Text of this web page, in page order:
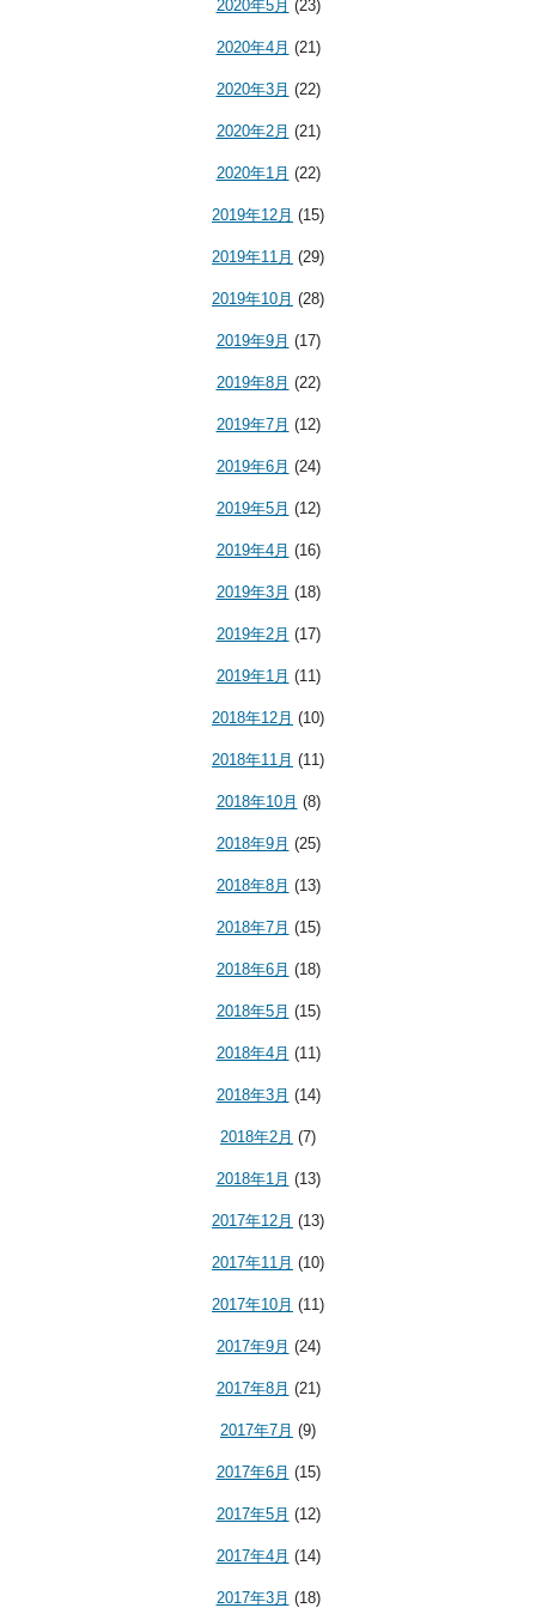
2020年5月 (23)
2020年4月 (21)
2020年3月 (22)
2020年2月 (21)
2020年1月 (22)
2019年12月 (15)
2019年11月 (29)
2019年10月 (28)
2019年9月 (17)
2019年8月 (22)
2019年7月 (12)
2019年6月 (24)
2019年5月 (12)
2019年4月 (16)
2019年3月 (18)
2019年2月 (17)
2019年1月 (11)
2018年12月 (10)
2018年11月 (11)
2018年10月 (8)
2018年9月 (25)
2018年8月 (13)
2018年7月 (15)
2018年6月 (18)
2018年5月 (15)
2018年4月 (11)
2018年3月 (14)
2018年2月 (7)
2018年1月 (13)
2017年12月 (13)
2017年11月 (10)
2017年10月 (11)
2017年9月 (24)
2017年8月 (21)
2017年7月 (9)
2017年6月 (15)
2017年5月 (12)
2017年4月 (14)
2017年3月 (18)